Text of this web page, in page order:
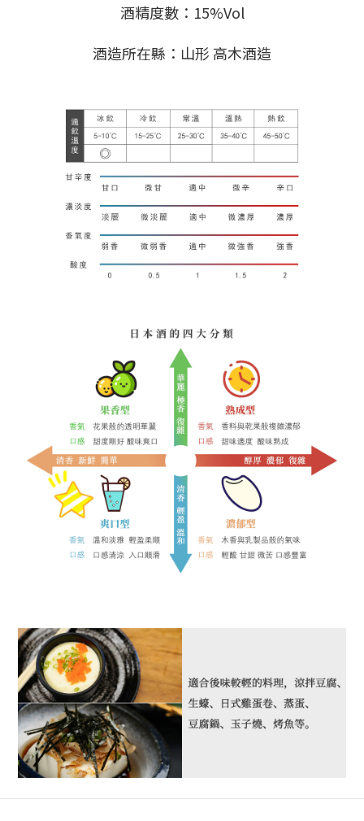
酒精度數：15%Vol
酒造所在縣：山形 高木酒造